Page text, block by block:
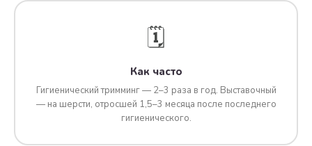
🗓️
Как часто
Гигиенический тримминг — 2–3 раза в год. Выставочный
— на шерсти, отросшей 1,5–3 месяца после последнего
гигиенического.